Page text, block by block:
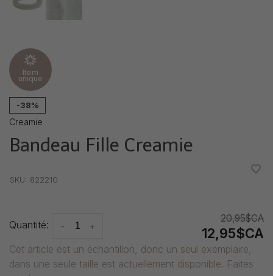
Item
unique
-38%
Creamie
Bandeau Fille Creamie
SKU: 822210
Quantité: +
-
20,95$CA
12,95$CA
Cet article est un échantillon, donc un seul exemplaire,
dans une seule taille est actuellement disponible. Faites